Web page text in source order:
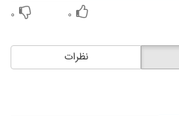
۰ ۰
نظرات